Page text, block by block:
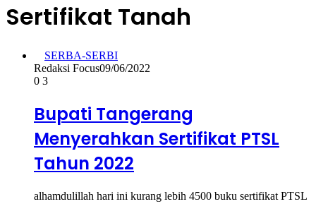
Sertifikat Tanah
SERBA-SERBI
Redaksi Focus09/06/2022
0 3
Bupati Tangerang
Menyerahkan Sertifikat PTSL
Tahun 2022
alhamdulillah hari ini kurang lebih 4500 buku sertifikat PTSL